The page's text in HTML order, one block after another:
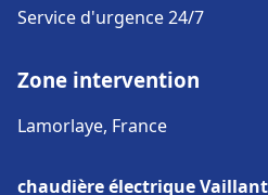
Service d'urgence 24/7
Zone intervention
Lamorlaye, France
chaudière électrique